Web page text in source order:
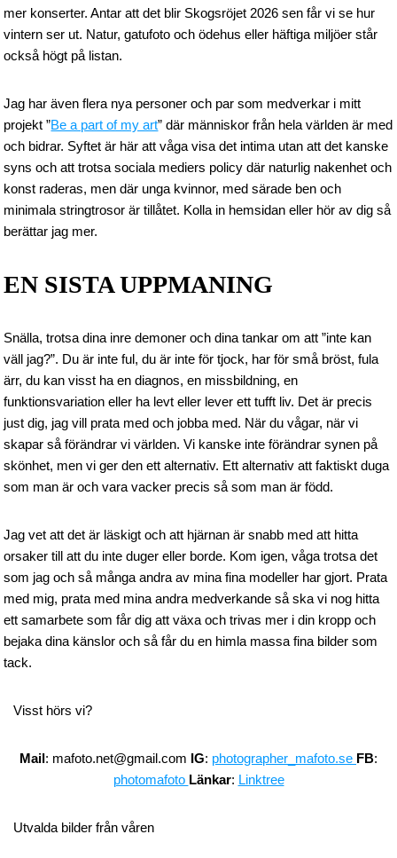
mer konserter. Antar att det blir Skogsröjet 2026 sen får vi se hur
vintern ser ut. Natur, gatufoto och ödehus eller häftiga miljöer står
också högt på listan.
Jag har även flera nya personer och par som medverkar i mitt
projekt ”Be a part of my art” där människor från hela världen är med
och bidrar. Syftet är här att våga visa det intima utan att det kanske
syns och att trotsa sociala mediers policy där naturlig nakenhet och
konst raderas, men där unga kvinnor, med särade ben och
minimala stringtrosor är tillåtet. Kolla in hemsidan eller hör av dig så
berättar jag mer.
EN SISTA UPPMANING
Snälla, trotsa dina inre demoner och dina tankar om att ”inte kan
väll jag?”. Du är inte ful, du är inte för tjock, har för små bröst, fula
ärr, du kan visst ha en diagnos, en missbildning, en
funktionsvariation eller ha levt eller lever ett tufft liv. Det är precis
just dig, jag vill prata med och jobba med. När du vågar, när vi
skapar så förändrar vi världen. Vi kanske inte förändrar synen på
skönhet, men vi ger den ett alternativ. Ett alternativ att faktiskt duga
som man är och vara vacker precis så som man är född.
Jag vet att det är läskigt och att hjärnan är snabb med att hitta
orsaker till att du inte duger eller borde. Kom igen, våga trotsa det
som jag och så många andra av mina fina modeller har gjort. Prata
med mig, prata med mina andra medverkande så ska vi nog hitta
ett samarbete som får dig att växa och trivas mer i din kropp och
bejaka dina känslor och så får du en himla massa fina bilder som
tack.
Visst hörs vi?
Mail: mafoto.net@gmail.com IG: photographer_mafoto.se FB:
photomafoto Länkar: Linktree
Utvalda bilder från våren